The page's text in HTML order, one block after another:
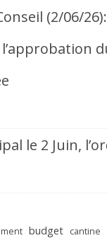
(2/06/
le 2 Juin,
budget cantine